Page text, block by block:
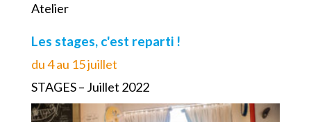
Atelier
Les stages, c'est reparti !
du 4 au 15 juillet
STAGES – Juillet 2022